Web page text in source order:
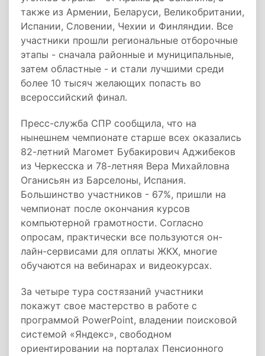
также из Армении, Беларуси, Великобритании,
Испании, Словении, Чехии и Финляндии. Все
участники прошли региональные отборочные
этапы - сначала районные и муниципальные,
затем областные - и стали лучшими среди
более 10 тысяч желающих попасть во
всероссийский финал.
Пресс-служба СПР сообщила, что на
нынешнем чемпионате старше всех оказались
82-летний Магомет Бубакирович Аджибеков
из Черкесска и 78-летняя Вера Михайловна
Оганисьян из Барселоны, Испания.
Большинство участников - 67%, пришли на
чемпионат после окончания курсов
компьютерной грамотности. Согласно
опросам, практически все пользуются он-
лайн-сервисами для оплаты ЖКХ, многие
обучаются на вебинарах и видеокурсах.
За четыре тура состязаний участники
покажут свое мастерство в работе с
программой PowerPoint, владении поисковой
системой «Яндекс», свободном
ориентировании на порталах Пенсионного